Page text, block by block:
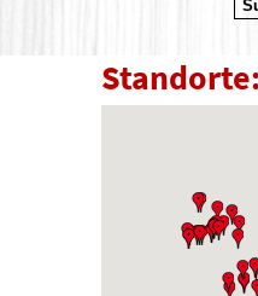
Standorte: